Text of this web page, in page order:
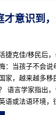
才意识到
捷克佳/移民后
：当孩子不会
家，越来越多
语言学家指出
语或法语环境